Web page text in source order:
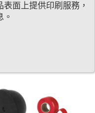
面上提供印刷服務，